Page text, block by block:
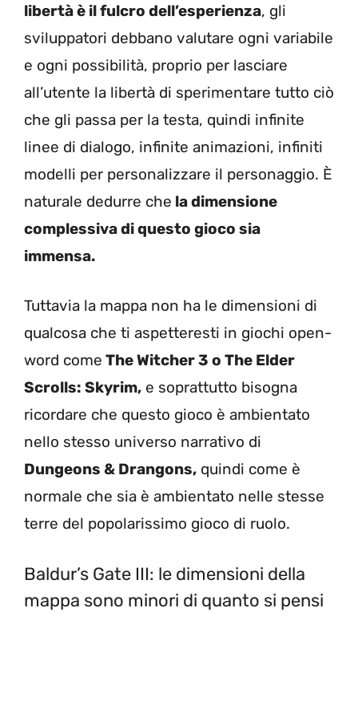
libertà è il fulcro dell’esperienza, gli
sviluppatori debbano valutare ogni variabile
e ogni possibilità, proprio per lasciare
all’utente la libertà di sperimentare tutto ciò
che gli passa per la testa, quindi infinite
linee di dialogo, infinite animazioni, infiniti
modelli per personalizzare il personaggio. È
naturale dedurre che la dimensione
complessiva di questo gioco sia
immensa.
Tuttavia la mappa non ha le dimensioni di
qualcosa che ti aspetteresti in giochi open-
word come The Witcher 3 o The Elder
Scrolls: Skyrim, e soprattutto bisogna
ricordare che questo gioco è ambientato
nello stesso universo narrativo di
Dungeons & Drangons, quindi come è
normale che sia è ambientato nelle stesse
terre del popolarissimo gioco di ruolo.
Baldur’s Gate III: le dimensioni della
mappa sono minori di quanto si pensi